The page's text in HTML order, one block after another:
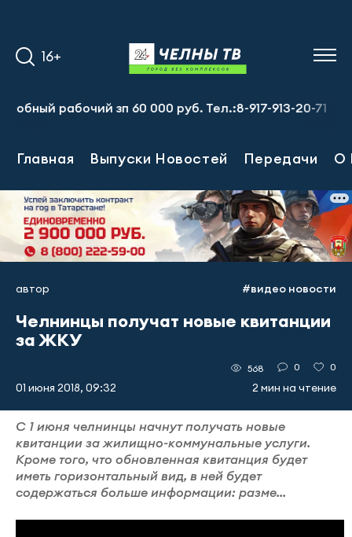
16+
рабочий зп 60 000 руб. Тел.:8-917-913-20-71
Главная Выпуски Новостей Передачи О
автор #видео новости
Челнинцы получат новые квитанции
за ЖКУ
01 июня 2018, 09:32
568 0 0
2 мин на чтение
С 1 июня челнинцы начнут получать новые
квитанции за жилищно-коммунальные услуги.
Кроме того, что обновленная квитанция будет
иметь горизонтальный вид, в ней будет
содержаться больше информации: разме...